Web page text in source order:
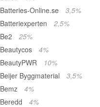
Batteries-Online.se
3,5%
Batteriexperten
2,5%
Be2
25%
Beautycos
4%
BeautyPWR
10%
Beijer Byggmaterial
3,5%
Bemz
4%
Beredd
4%